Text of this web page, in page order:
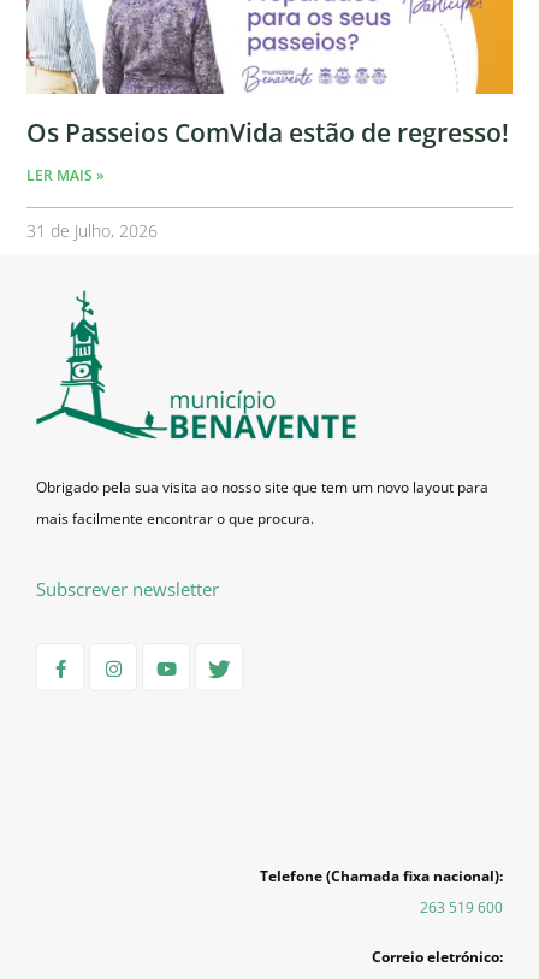
Os Passeios ComVida estão de regresso!
LER MAIS »
31 de Julho, 2026
Obrigado pela sua visita ao nosso site que tem um novo layout para
mais facilmente encontrar o que procura.
Subscrever newsletter
Telefone (Chamada fixa nacional):
263 519 600
Correio eletrónico: